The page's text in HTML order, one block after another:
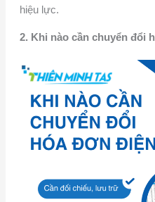
hiệu lực.
2. Khi nào cần chuyển đổi